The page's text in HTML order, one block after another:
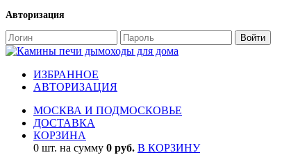
Авторизация
ИЗБРАННОЕ
АВТОРИЗАЦИЯ
МОСКВА И ПОДМОСКОВЬЕ
ДОСТАВКА
КОРЗИНА
0 шт. на сумму 0 руб. В КОРЗИНУ